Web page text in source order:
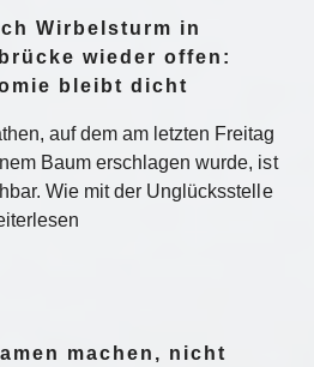
Wirbelsturm in
wieder offen:
bleibt dicht
auf dem am letzten Freitag
Baum erschlagen wurde, ist
Wie mit der Unglücksstelle
machen, nicht